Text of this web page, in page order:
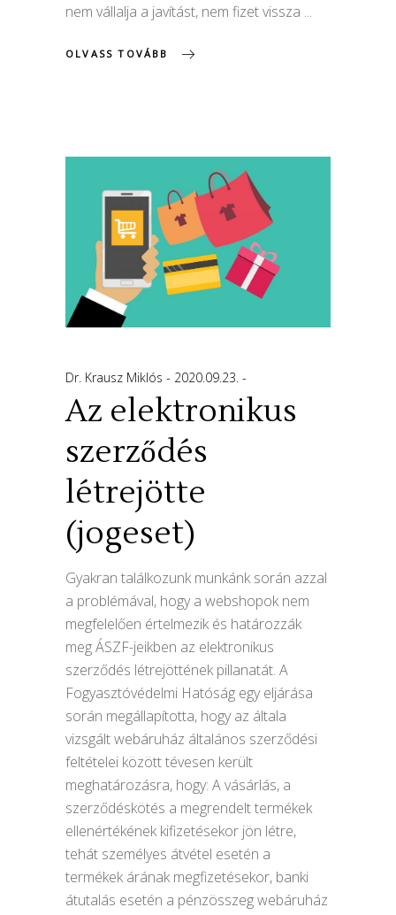
nem vállalja a javítást, nem fizet vissza
OLVASS TOVÁBB
Dr. Krausz Miklós 2020.09.23.
Az elektronikus
szerződés
létrejötte
(jogeset)
Gyakran találkozunk munkánk során azzal
a problémával, hogy a webshopok nem
megfelelően értelmezik és határozzák
meg ÁSZF-jeikben az elektronikus
szerződés létrejöttének pillanatát. A
Fogyasztóvédelmi Hatóság egy eljárása
során megállapította, hogy az általa
vizsgált webáruház általános szerződési
feltételei között tévesen került
meghatározásra, hogy: A vásárlás, a
szerződéskötés a megrendelt termékek
ellenértékének kifizetésekor jön létre,
tehát személyes átvétel esetén a
termékek árának megfizetésekor, banki
átutalás esetén a pénzösszeg webáruház